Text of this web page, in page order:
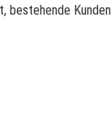
bestehende Kunden